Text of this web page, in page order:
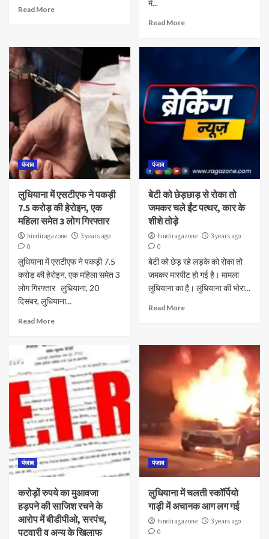
Read More
में...
Read More
पंजाब
लुधियाना में एसटीएफ ने पकड़ी
7.5 करोड़ की हेरोइन, एक
महिला समेत 3 लोग गिरफ्तार
hindiragazone
3 years ago
0
लुधियाना में एसटीएफ ने पकड़ी 7.5
करोड़ की हेरोइन, एक महिला समेत 3
लोग गिरफ्तार लुधियाना, 20
दिसंबर, लुधियाना...
Read More
पंजाब
बेटी को छेड़छाड़ से रोका तो
जमकर चले ईंट पत्थर, कार के
शीशे तोड़े
hindiragazone
3 years ago
0
बेटी को छेड़ रहे लड़के को रोका तो
जमकर मारपीट हो गई है। मामला
लुधियाना का है। लुधियाना की भोरा...
Read More
पंजाब
करोड़ों रुपये का मुआवजा
हड़पने की साजिश रचने के
आरोप में बीडीपीओ, सरपंच,
पटवारी व अन्य के खिलाफ
पंजाब
लुधियाना में चलती स्कॉर्पियो
गाड़ी में अचानक आग लग गई
hindiragazone
3 years ago
0